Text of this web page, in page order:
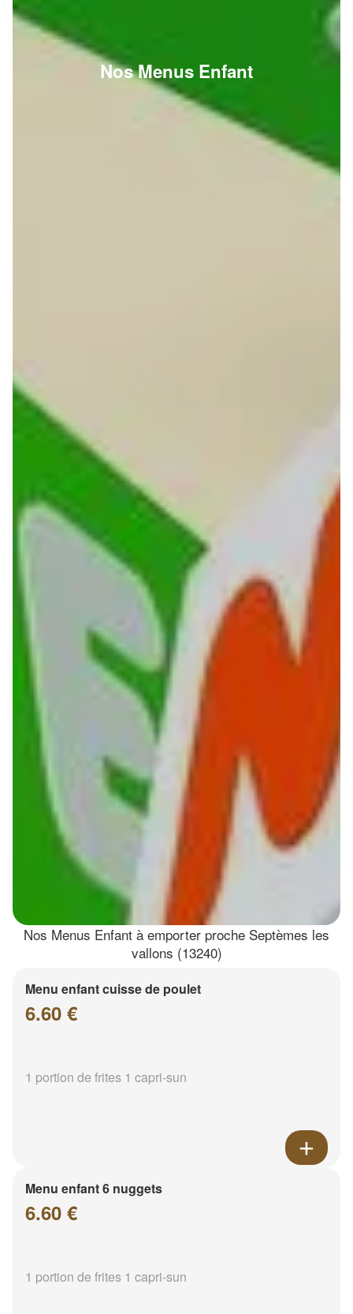
Nos Menus Enfant
Nos Menus Enfant à emporter proche Septèmes les
vallons (13240)
Menu enfant cuisse de poulet
6.60 €
1 portion de frites 1 capri-sun
Menu enfant 6 nuggets
6.60 €
1 portion de frites 1 capri-sun